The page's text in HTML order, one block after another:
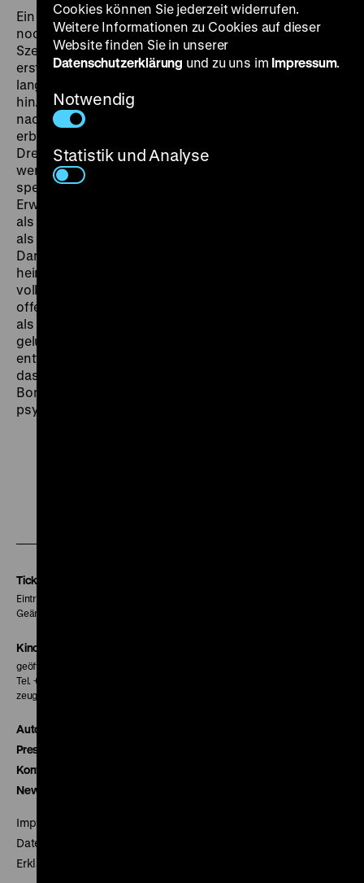
Ein Drama zwischen zwei jungen Leuten in einer immer
noch stark vom Zweiten Weltkrieg geprägten urbanen
Szenerie: Er (Cybulski) drängt seine Geliebte zu einer
ersten Liebesnacht. Sie (Sonja Ziemann) sträubt sich
lange, gibt sich dann aber im Trunk einem Fremden
hin. Als Co-Produktion mit Arthur Brauners CCC-Film
nach einem Buch von Marek Hłasko entstanden,
erblickte dieser Film erst 25 Jahre nach den
Dreharbeiten das Licht der polnischen Öffentlichkeit;
wenige Wochen nach Ende des Kriegsrechts. Ein
sperriges Werk, das nachvollziehbar allen
Erwartungshaltungen entgegenlief. Sowohl Szenerie
als auch Plot waren viel zu düster und kompliziert, um
als Star-Vehikel für die aufstrebende, bundesdeutsche
Darstellerin Sonia Ziemann (die wenig später Hłasko
heiratete) zu dienen. Und auch als Zeugnis des
volkspolnischen Aufbau-Elans taugte das Werk
offenbar nicht. Heute erweist es sich in vielen Details
als sehenswert, wenn auch nicht als Ganzes durchweg
gelungen. Aber gerade durch seine Heterogenität
entfaltet sich ein starker Reiz; und wenn mitten im Film
das beklemmende Schwarzweiß plötzlich zu
Bonbonfarben wechselt, kommt sogar eine
psychedelische Note ins Spiel. (cl)
Tickets
Eintritt 5 €
Geänderte Preise sind im Programm vermerkt.
Kinokasse
geöffnet 30 Minuten vor Beginn der ersten Vorstellung
Tel. + 49 30 20304-770
zeughauskino@dhm.de
Autor*innen
Presse
Kontakt
Newsletter
Impressum
Datenschutz
Erklärung digitale Barrierefreiheit
Cookies können Sie jederzeit widerrufen.
Weitere Informationen zu Cookies auf dieser
Website finden Sie in unserer
Datenschutzerklärung und zu uns im Impressum.
Notwendig
Statistik und Analyse